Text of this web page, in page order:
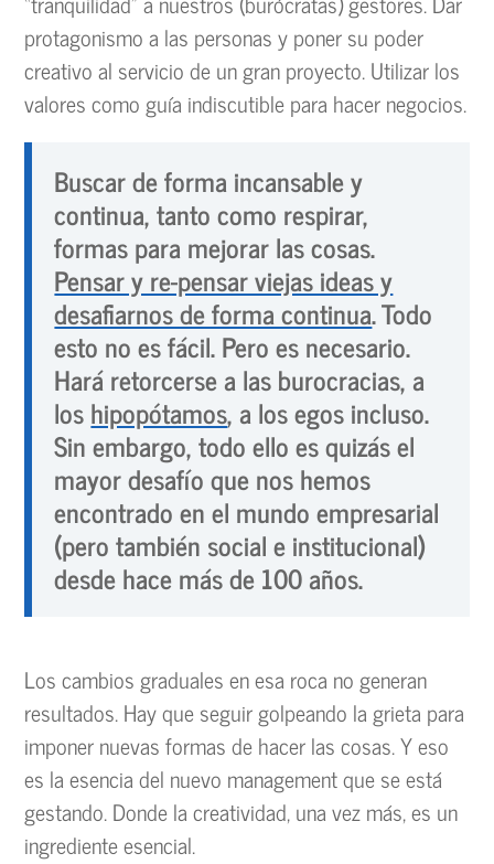
protagonismo a las personas y poner su poder
creativo al servicio de un gran proyecto. Utilizar los
valores como guía indiscutible para hacer negocios.
Buscar de forma incansable y
continua, tanto como respirar,
formas para mejorar las cosas.
Pensar y re-pensar viejas ideas y
desafiarnos de forma continua. Todo
esto no es fácil. Pero es necesario.
Hará retorcerse a las burocracias, a
loshipopótamos, a los egos incluso.
Sin embargo, todo ello es quizás el
mayor desafío que nos hemos
encontrado en el mundo empresarial
(pero también social e institucional)
desde hace más de 100 años.
Los cambios graduales en esa roca no generan
resultados. Hay que seguir golpeando la grieta para
imponer nuevas formas de hacer las cosas. Y eso
es la esencia del nuevo management que se está
gestando. Donde la creatividad, una vez más, es un
ingrediente esencial.